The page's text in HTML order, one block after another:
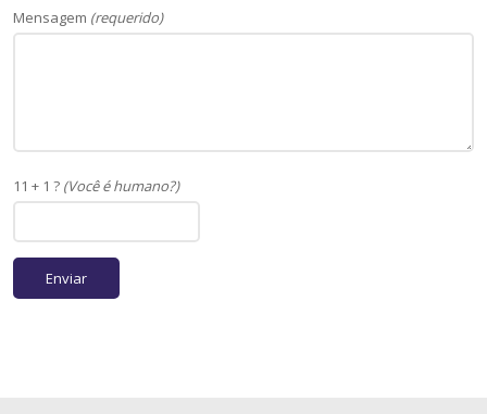
Mensagem (requerido)
11 + 1 ? (Você é humano?)